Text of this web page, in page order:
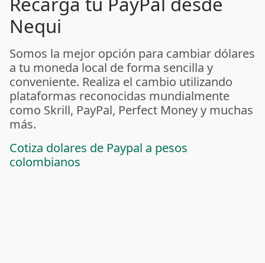
Nequi
Somos la mejor opción para cambiar dólares
a tu moneda local de forma sencilla y
conveniente. Realiza el cambio utilizando
plataformas reconocidas mundialmente
como Skrill, PayPal, Perfect Money y muchas
más.
Cotiza dolares de Paypal a pesos
colombianos